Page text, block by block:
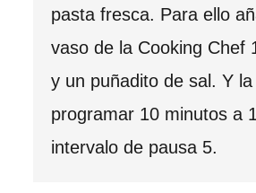
pasta fresca. Para ello
vaso de la Cooking Chef
y un puñadito de sal. Y
programar 10 minutos a
intervalo de pausa 5.